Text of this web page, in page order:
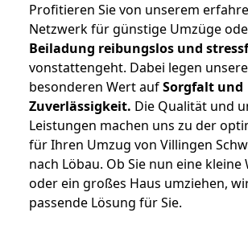
Profitieren Sie von unserem
Netzwerk für günstige Umzüge
Beiladung reibungslos und
vonstattengeht. Dabei legen
besonderen Wert aufSorgfalt und
Zuverlässigkeit. Die Qualität und
Leistungen machen uns zu der
für Ihren Umzug von Villingen
nach Löbau. Ob Sie nun eine kleine
oder ein großes Haus umziehen,
passende Lösung für Sie.